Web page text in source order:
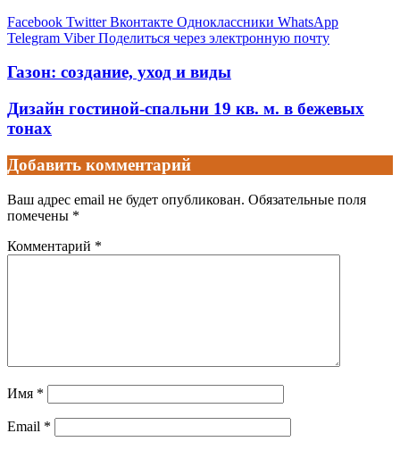
Facebook Twitter Вконтакте Одноклассники WhatsApp
Telegram Viber Поделиться через электронную почту
Газон: создание, уход и виды
Дизайн гостиной-спальни 19 кв. м. в бежевых
тонах
Добавить комментарий
Ваш адрес email не будет опубликован. Обязательные поля
помечены *
Комментарий *
Имя *
Email *